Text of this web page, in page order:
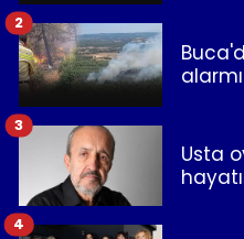
2
Usta
3
4